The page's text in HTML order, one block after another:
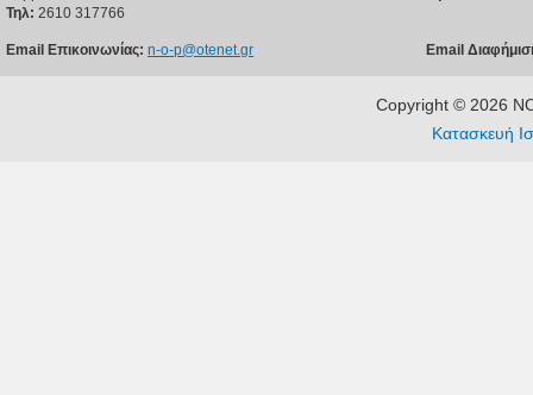
Τηλ: 2610 317766
Email Επικοινωνίας: n-o-p@otenet.gr Email
Copyright © 2026
Κατασκευή